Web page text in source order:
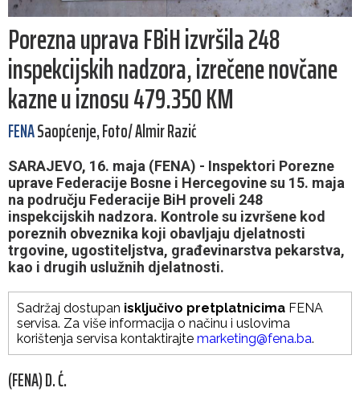
Porezna uprava FBiH izvršila 248
inspekcijskih nadzora, izrečene novčane
kazne u iznosu 479.350 KM
FENASaopćenje, Foto/ Almir Razić
SARAJEVO, 16. maja (FENA) - Inspektori Porezne
uprave Federacije Bosne i Hercegovine su 15. maja
na području Federacije BiH proveli 248
inspekcijskih nadzora. Kontrole su izvršene kod
poreznih obveznika koji obavljaju djelatnosti
trgovine, ugostiteljstva, građevinarstva pekarstva,
kao i drugih uslužnih djelatnosti.
Sadržaj dostupan isključivo pretplatnicima FENA
servisa. Za više informacija o načinu i uslovima
korištenja servisa kontaktirajte marketing@fena.ba.
(FENA) D. Ć.